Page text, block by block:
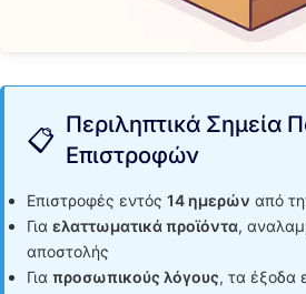
📋 Περιληπτικά Σημεία
Επιστροφών
Επιστροφές εντός 14 ημερών από
Για ελαττωματικά προϊόντα,
αποστολής
Για προσωπικούς λόγους, τα έξοδα